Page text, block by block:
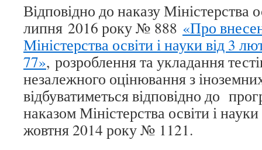
Відповідно до наказу Міністерства
липня 2016 року № 888 «Про
Міністерства освіти і науки від 3
77», розроблення та укладання
незалежного оцінювання з
відбуватиметься відповідно до
наказом Міністерства освіти і
жовтня 2014 року № 1121.